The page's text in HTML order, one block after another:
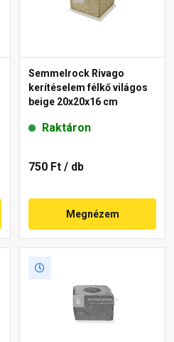
Semmelrock Rivago
kerítéselem félkő világos
beige 20x20x16 cm
Raktáron
750 Ft / db
Megnézem